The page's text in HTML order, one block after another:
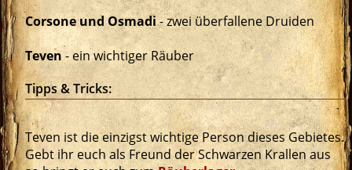
Corsone und Osmadi- zwei überfallene Druiden
Teven - ein wichtiger Räuber
Tipps & Tricks:
Teven ist die einzigst wichtige Person dieses Gebietes.
Gebt ihr euch als Freund der Schwarzen Krallen aus